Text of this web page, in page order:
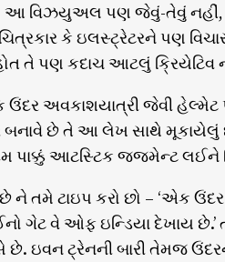
આ વિઝયુઅલ પણ જેવું-તેવું
કે ઇલસ્ટ્રેટરને પણ
તે પણ કદાચ આટલું ક્રિયેટિવ
અવકાશયાત્રી જેવી હેલ્મેટ
છે તે આ લેખ સાથે
આટસ્ટિક જજમેન્ટ લઈને
તમે ટાઇપ કરો છો – ‘એક
ગેટ વે ઓફ ઇન્ડિયા દેખાય છે.’
ટ્રેનની બારી તેમજ